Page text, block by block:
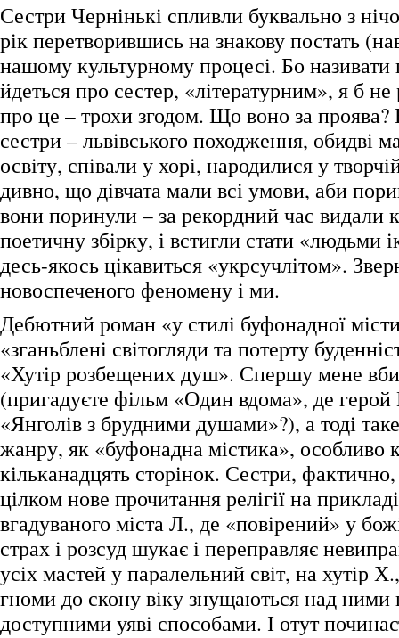
Сестри Чернінькі спливли буквально з
рік перетворившись на знакову постать
нашому культурному процесі. Бо називати
йдеться про сестер, «літературним», я б не
про це – трохи згодом. Що воно за проява?
сестри – львівського походження, обидві
освіту, співали у хорі, народилися у
дивно, що дівчата мали всі умови, аби
вони поринули – за рекордний час видали
поетичну збірку, і встигли стати «людьми
десь-якось цікавиться «укрсучлітом».
новоспеченого феномену і ми.
Дебютний роман «у стилі буфонадної
«зганьблені світогляди та потерту
«Хутір розбещених душ». Спершу мене
(пригадуєте фільм «Один вдома», де герой
«Янголів з брудними душами»?), а тоді
жанру, як «буфонадна містика», особливо
кільканадцять сторінок. Сестри,
цілком нове прочитання релігії на
вгадуваного міста Л., де «повірений» у
страх і розсуд шукає і переправляє
усіх мастей у паралельний світ, на хутір
гноми до скону віку знущаються над ними
доступними уяві способами. І отут